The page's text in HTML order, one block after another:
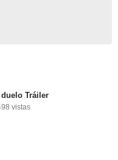
Tráiler
vistas